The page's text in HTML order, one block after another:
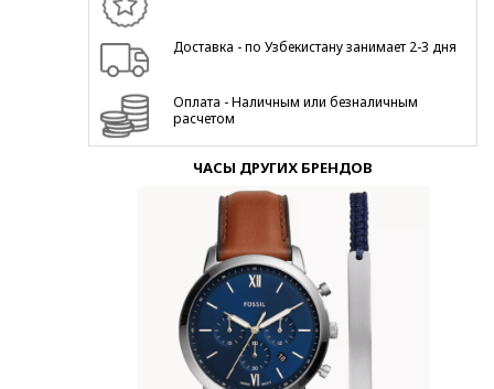
Доставка - по Узбекистану занимает 2-3 дня
Оплата - Наличным или безналичным
расчетом
ЧАСЫ ДРУГИХ БРЕНДОВ